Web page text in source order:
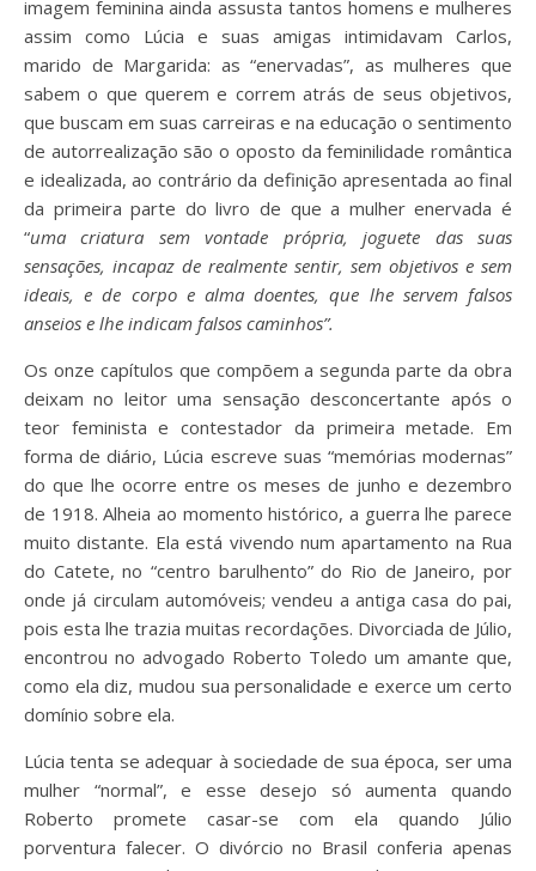
imagem feminina ainda assusta tantos homens e mulheres
assim como Lúcia e suas amigas intimidavam Carlos,
marido de Margarida: as “enervadas”, as mulheres que
sabem o que querem e correm atrás de seus objetivos,
que buscam em suas carreiras e na educação o sentimento
de autorrealização são o oposto da feminilidade romântica
e idealizada, ao contrário da definição apresentada ao final
da primeira parte do livro de que a mulher enervada é
“uma criatura sem vontade própria, joguete das suas
sensações, incapaz de realmente sentir, sem objetivos e sem
ideais, e de corpo e alma doentes, que lhe servem falsos
anseios e lhe indicam falsos caminhos”.
Os onze capítulos que compõem a segunda parte da obra
deixam no leitor uma sensação desconcertante após o
teor feminista e contestador da primeira metade. Em
forma de diário, Lúcia escreve suas “memórias modernas”
do que lhe ocorre entre os meses de junho e dezembro
de 1918. Alheia ao momento histórico, a guerra lhe parece
muito distante. Ela está vivendo num apartamento na Rua
do Catete, no “centro barulhento” do Rio de Janeiro, por
onde já circulam automóveis; vendeu a antiga casa do pai,
pois esta lhe trazia muitas recordações. Divorciada de Júlio,
encontrou no advogado Roberto Toledo um amante que,
como ela diz, mudou sua personalidade e exerce um certo
domínio sobre ela.
Lúcia tenta se adequar à sociedade de sua época, ser uma
mulher “normal”, e esse desejo só aumenta quando
Roberto promete casar-se com ela quando Júlio
porventura falecer. O divórcio no Brasil conferia apenas